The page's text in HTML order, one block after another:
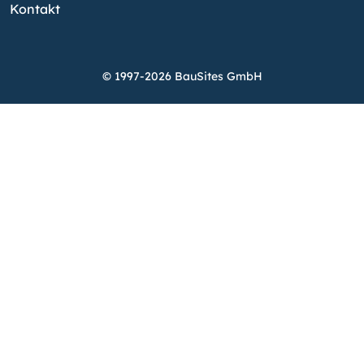
Kontakt
© 1997-2026 BauSites GmbH